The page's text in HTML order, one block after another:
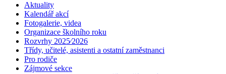
Aktuality
Kalendář akcí
Fotogalerie, videa
Organizace školního roku
Rozvrhy 2025⁄2026
Třídy, učitelé, asistenti a ostatní zaměstnanci
Pro rodiče
Zájmové sekce